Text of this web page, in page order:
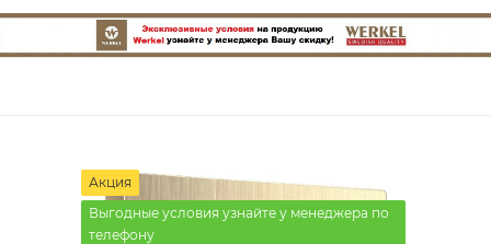
Акция
Выгодные условия узнайте у менеджера по
телефону